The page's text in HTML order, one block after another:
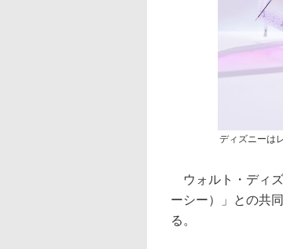
ディズニーは
ウォルト・ディ
ーシー）」との共
る。